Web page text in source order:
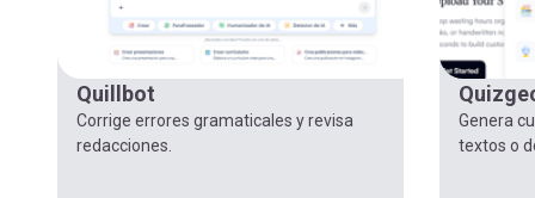
navegación
Quillbot
Corrige errores gramaticales y revisa
redacciones.
Genera
textos o